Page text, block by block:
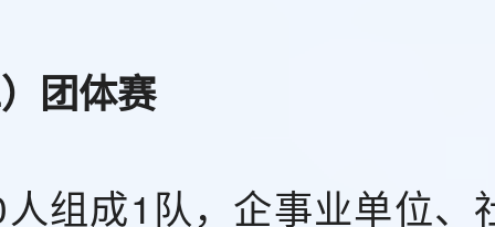
团体赛
组成1队，企事业单位、